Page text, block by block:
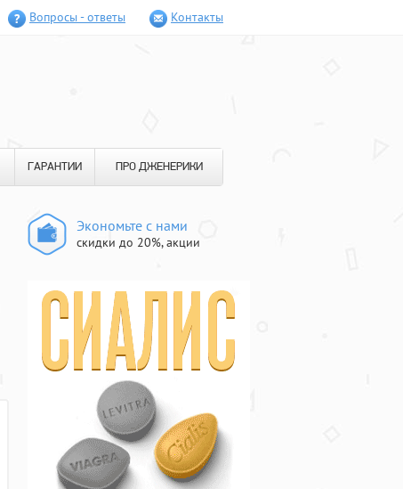
Вопросы - ответы Контакты
ГАРАНТИИ ПРО ДЖЕНЕРИКИ
Экономьте с нами
скидки до 20%, акции